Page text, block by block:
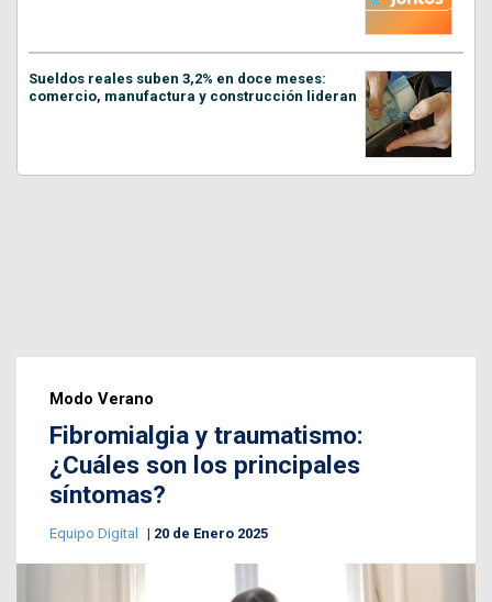
Sueldos reales suben 3,2% en doce meses:
comercio, manufactura y construcción lideran
Modo Verano
Fibromialgia y traumatismo:
¿Cuáles son los principales
síntomas?
Equipo Digital 20 de Enero 2025